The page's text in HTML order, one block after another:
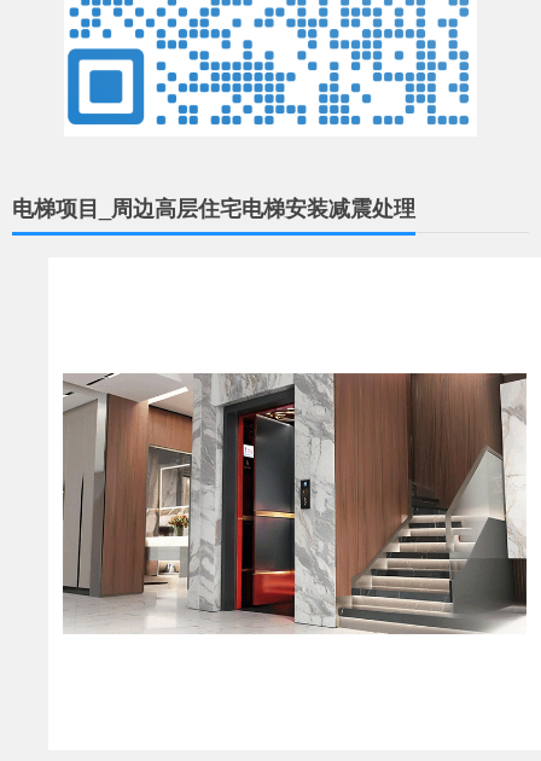
电梯项目_周边高层住宅电梯安装减震处理